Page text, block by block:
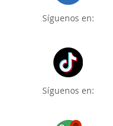
Síguenos en:
Síguenos en: